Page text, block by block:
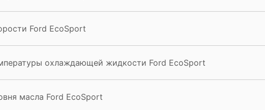
Ford EcoSport
охлаждающей жидкости Ford EcoSport
масла Ford EcoSport